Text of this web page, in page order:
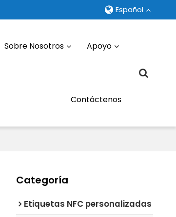
Español
Sobre Nosotros Apoyo
Contáctenos
Categoría
Etiquetas NFC personalizadas